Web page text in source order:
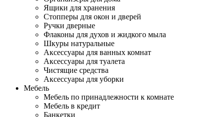
Ящики для хранения
Стопперы для окон и дверей
Ручки дверные
Флаконы для духов и жидкого мыла
Шкуры натуральные
Аксессуары для ванных комнат
Аксессуары для туалета
Чистящие средства
Аксессуары для уборки
Мебель
Мебель по принадлежности к комнате
Мебель в кредит
Банкетки